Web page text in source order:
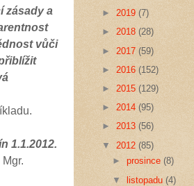
zásadya
vůči
1.1.2012.
► 2019 (7)
► 2018 (28)
► 2017 (59)
► 2016 (152)
► 2015 (129)
► 2014 (95)
► 2013 (56)
▼ 2012 (85)
►prosince(8)
▼ listopadu(4)